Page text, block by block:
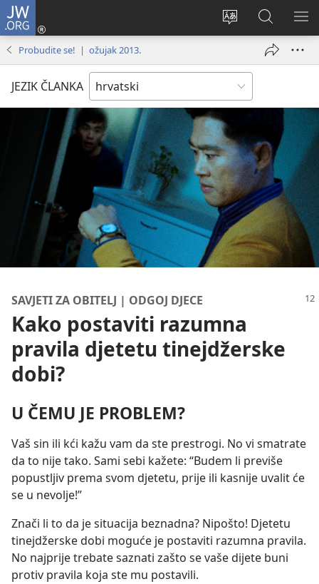
JW.ORG
Promijeni
Prijava
(otvara
prozor)
JW.ORG
|
Pretraga
Probudite se! | ožujak 2013.
JEZIK ČLANKA
SAVJETI ZA OBITELJ | ODGOJ DJECE
Kako postaviti razumna
pravila djetetu tinejdžerske
dobi?
U ČEMU JE PROBLEM?
Vaš sin ili kći kažu vam da ste prestrogi. No vi smatrate
da to nije tako. Sami sebi kažete: “Budem li previše
popustljiv prema svom djetetu, prije ili kasnije uvalit će
se u nevolje!”
Znači li to da je situacija beznadna? Nipošto! Djetetu
tinejdžerske dobi moguće je postaviti razumna pravila.
No najprije trebate saznati zašto se vaše dijete buni
protiv pravila koja ste mu postavili.